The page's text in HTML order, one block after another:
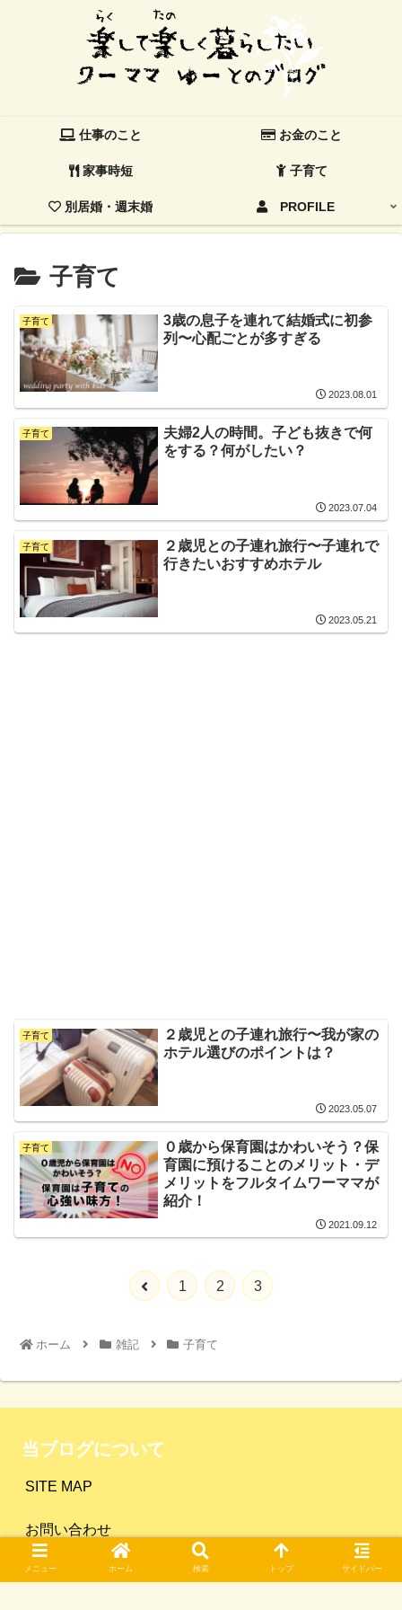
仕事のこと お金のこと
家事時短 子育て
別居婚・週末婚 PROFILE
子育て
子育て
3歳の息子を連れて結婚式に初参
列〜心配ごとが多すぎる
2023.08.01
子育て
夫婦2人の時間。子ども抜きで何
をする？何がしたい？
2023.07.04
子育て
２歳児との子連れ旅行〜子連れで
行きたいおすすめホテル
2023.05.21
子育て
２歳児との子連れ旅行〜我が家の
ホテル選びのポイントは？
2023.05.07
子育て
０歳から保育園はかわいそう？保
育園に預けることのメリット・デ
メリットをフルタイムワーママが
紹介！
2021.09.12
1 2 3
ホーム 雑記 子育て
当ブログについて
SITE MAP
お問い合わせ
プライバシーポリシー
メニュー ホーム 検索 トップ サイドバー